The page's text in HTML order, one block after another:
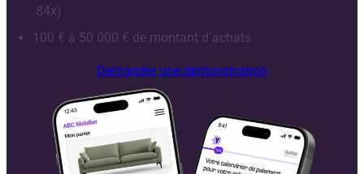
84x)
100 € à 50 000 € de montant d’achats
Demander une démonstration